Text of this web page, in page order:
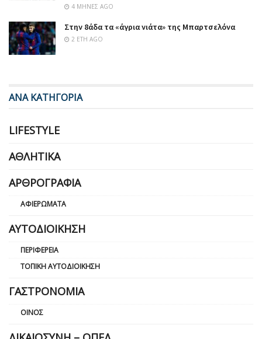
4 ΜΉΝΕΣ AGO
Στην 8άδα τα «άγρια νιάτα» της Μπαρτσελόνα
2 ΈΤΗ AGO
ΑΝΑ ΚΑΤΗΓΟΡΙΑ
LIFESTYLE
ΑΘΛΗΤΙΚΆ
ΑΡΘΡΟΓΡΑΦΊΑ
ΑΦΙΕΡΏΜΑΤΑ
ΑΥΤΟΔΙΟΊΚΗΣΗ
ΠΕΡΙΦΈΡΕΙΑ
ΤΟΠΙΚΉ ΑΥΤΟΔΙΟΊΚΗΣΗ
ΓΑΣΤΡΟΝΟΜΊΑ
ΟΊΝΟΣ